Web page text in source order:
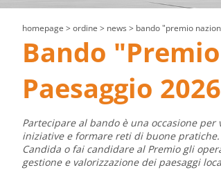
homepage > ordine > news > bando "premio
Bando
Paesaggio
Partecipare al bando è una occasione
iniziative e formare reti di buone pratiche.
Candida o fai candidare al Premio gli
gestione e valorizzazione dei paesaggi